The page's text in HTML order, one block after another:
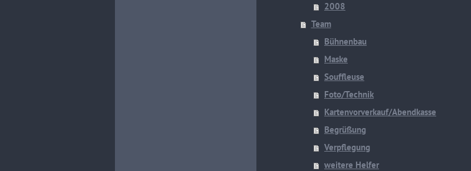
2008
Team
Bühnenbau
Maske
Souffleuse
Foto/Technik
Kartenvorverkauf/Abendkasse
Begrüßung
Verpflegung
weitere Helfer